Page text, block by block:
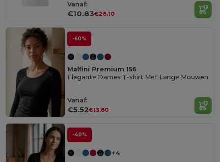
Vanaf:
€10.83€28.10
-60%
Malfini Premium 156
Elegante Dames T-shirt Met Lange Mouwen
Vanaf:
€5.52€13.80
-40%
+4